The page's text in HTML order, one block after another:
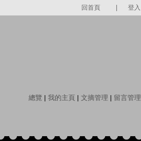
回首頁 登入
總覽 | 我的主頁 | 文摘管理 | 留言管理